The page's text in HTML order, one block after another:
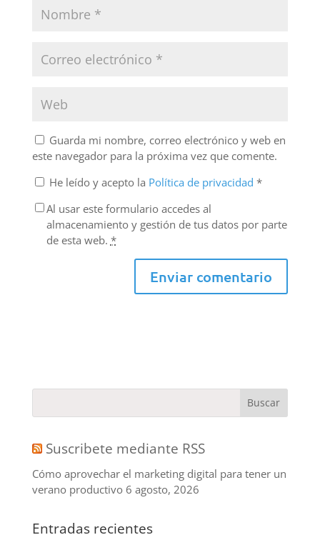
Guarda mi nombre, correo electrónico y web en
este navegador para la próxima vez que comente.
He leído y acepto la Política de privacidad *
Al usar este formulario accedes al
almacenamiento y gestión de tus datos por parte
de esta web. *
Suscribete mediante RSS
Cómo aprovechar el marketing digital para tener un
verano productivo 6 agosto, 2026
Entradas recientes